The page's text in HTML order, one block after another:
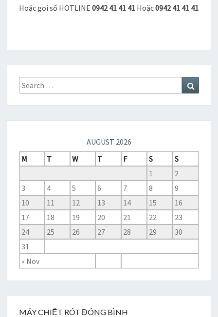
Hoặc gọi số HOTLINE 0942 41 41 41 Hoặc0942 41 41 41
Search
for:
AUGUST 2026
M
T W T F S S
« Nov
1
2
3
4 5 6 7 8
9
10
11 12 13 14 15
16
17
18 19 20 21 22
23
24
25 26 27 28 29
30
31
MÁY CHIẾT RÓT ĐÓNG BÌNH